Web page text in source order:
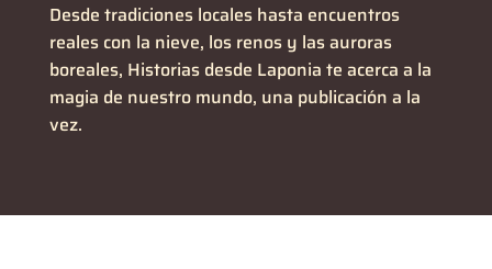
Desde tradiciones locales hasta encuentros
reales con la nieve, los renos y las auroras
boreales, Historias desde Laponia te acerca a la
magia de nuestro mundo, una publicación a la
vez.